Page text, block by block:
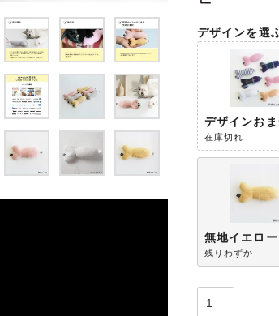
デザインを選
デザインお
在庫切れ
無地イエロー
残りわずか